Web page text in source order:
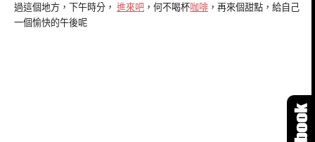
過這個地方，下午時分， 進來吧 ，何不喝杯咖啡 ，再來個甜點，給自己
一個愉快的午後呢